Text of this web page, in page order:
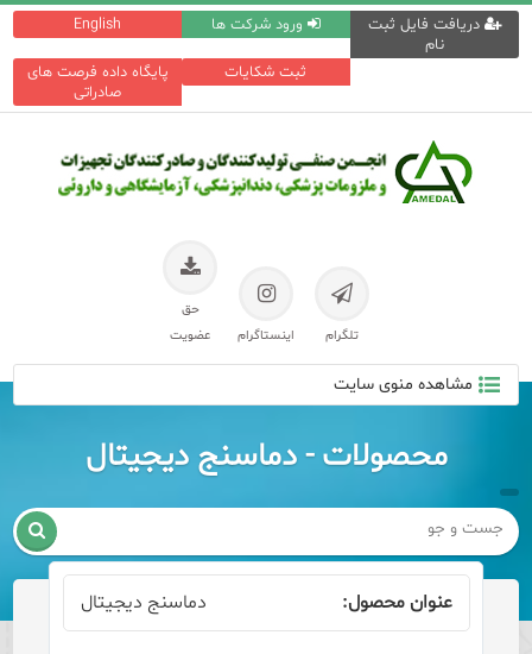
English ورود شرکت ها
دریافت فایل ثبت
نام
پایگاه داده فرصت های
صادراتی
ثبت شکایات
تلگرام اینستاگرام
حق
عضویت
مشاهده منوی سایت
محصولات - دماسنج دیجیتال

دماسنج دیجیتال